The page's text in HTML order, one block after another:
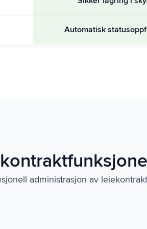
Automatisk
administrasjon av